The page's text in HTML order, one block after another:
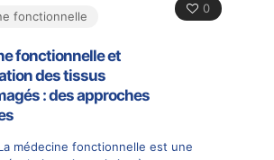
0
fonctionnelle
fonctionnelle et
des tissus
: des approches
médecine fonctionnelle est une